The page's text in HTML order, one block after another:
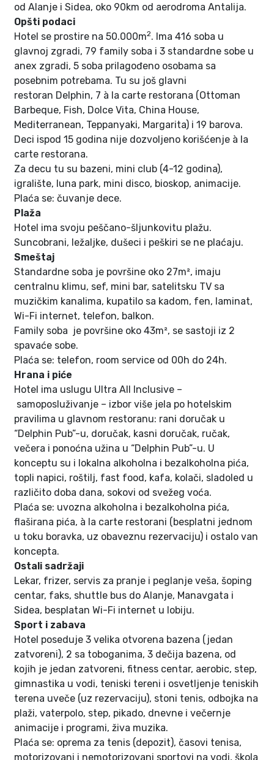
od Alanje i Sidea, oko 90km od aerodroma Antalija.
Opšti podaci
Hotel se prostire na 50.000m2. Ima 416 soba u
glavnoj zgradi, 79 family soba i 3 standardne sobe u
anex zgradi, 5 soba prilagođeno osobama sa
posebnim potrebama. Tu su još glavni
restoran Delphin, 7 à la carte restorana (Ottoman
Barbeque, Fish, Dolce Vita, China House,
Mediterranean, Teppanyaki, Margarita) i 19 barova.
Deci ispod 15 godina nije dozvoljeno korišćenje à la
carte restorana.
Za decu tu su bazeni, mini club (4-12 godina),
igralište, luna park, mini disco, bioskop, animacije.
Plaća se: čuvanje dece.
Plaža
Hotel ima svoju peščano-šljunkovitu plažu.
Suncobrani, ležaljke, dušeci i peškiri se ne plaćaju.
Smeštaj
Standardne soba je površine oko 27m², imaju
centralnu klimu, sef, mini bar, satelitsku TV sa
muzičkim kanalima, kupatilo sa kadom, fen, laminat,
Wi-Fi internet, telefon, balkon.
Family soba je površine oko 43m², se sastoji iz 2
spavaće sobe.
Plaća se: telefon, room service od 00h do 24h.
Hrana i piće
Hotel ima uslugu Ultra All Inclusive –
samoposluživanje – izbor više jela po hotelskim
pravilima u glavnom restoranu: rani doručak u
“Delphin Pub”-u, doručak, kasni doručak, ručak,
večera i ponoćna užina u “Delphin Pub”-u. U
konceptu su i lokalna alkoholna i bezalkoholna pića,
topli napici, roštilj, fast food, kafa, kolači, sladoled u
različito doba dana, sokovi od svežeg voća.
Plaća se: uvozna alkoholna i bezalkoholna pića,
flaširana pića, à la carte restorani (besplatni jednom
u toku boravka, uz obaveznu rezervaciju) i ostalo van
koncepta.
Ostali sadržaji
Lekar, frizer, servis za pranje i peglanje veša, šoping
centar, faks, shuttle bus do Alanje, Manavgata i
Sidea, besplatan Wi-Fi internet u lobiju.
Sport i zabava
Hotel poseduje 3 velika otvorena bazena (jedan
zatvoreni), 2 sa toboganima, 3 dečija bazena, od
kojih je jedan zatvoreni, fitness centar, aerobic, step,
gimnastika u vodi, teniski tereni i osvetljenje teniskih
terena uveče (uz rezervaciju), stoni tenis, odbojka na
plaži, vaterpolo, step, pikado, dnevne i večernje
animacije i programi, živa muzika.
Plaća se: oprema za tenis (depozit), časovi tenisa,
motorizovani i nemotorizovani sportovi na vodi, škola